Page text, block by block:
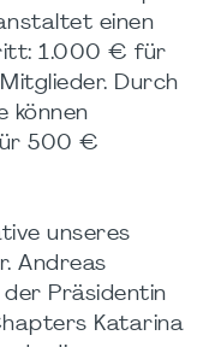
einen
1.000 € für
Durch
können
500 €
unseres
Andreas
der Präsidentin
Katarina